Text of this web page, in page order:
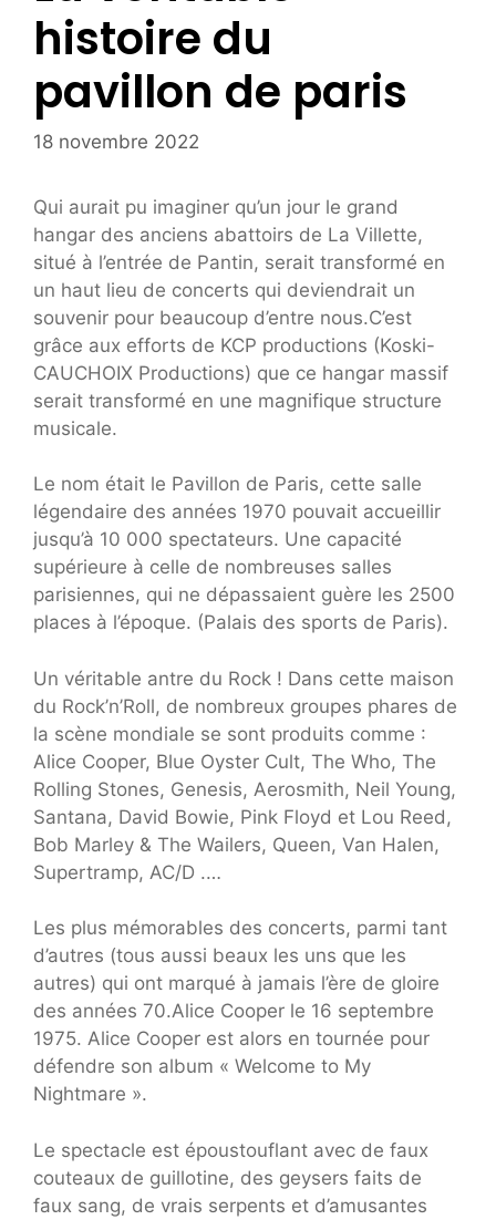
histoire du
pavillon de paris
18 novembre 2022
Qui aurait pu imaginer qu’un jour le grand
hangar des anciens abattoirs de La Villette,
situé à l’entrée de Pantin, serait transformé en
un haut lieu de concerts qui deviendrait un
souvenir pour beaucoup d’entre nous.C’est
grâce aux efforts de KCP productions (Koski-
CAUCHOIX Productions) que ce hangar massif
serait transformé en une magnifique structure
musicale.
Le nom était le Pavillon de Paris, cette salle
légendaire des années 1970 pouvait accueillir
jusqu’à 10 000 spectateurs. Une capacité
supérieure à celle de nombreuses salles
parisiennes, qui ne dépassaient guère les 2500
places à l’époque. (Palais des sports de Paris).
Un véritable antre du Rock ! Dans cette maison
du Rock’n’Roll, de nombreux groupes phares de
la scène mondiale se sont produits comme :
Alice Cooper, Blue Oyster Cult, The Who, The
Rolling Stones, Genesis, Aerosmith, Neil Young,
Santana, David Bowie, Pink Floyd et Lou Reed,
Bob Marley & The Wailers, Queen, Van Halen,
Supertramp, AC/D .…
Les plus mémorables des concerts, parmi tant
d’autres (tous aussi beaux les uns que les
autres) qui ont marqué à jamais l’ère de gloire
des années 70.Alice Cooper le 16 septembre
1975. Alice Cooper est alors en tournée pour
défendre son album « Welcome to My
Nightmare ».
Le spectacle est époustouflant avec de faux
couteaux de guillotine, des geysers faits de
faux sang, de vrais serpents et d’amusantes